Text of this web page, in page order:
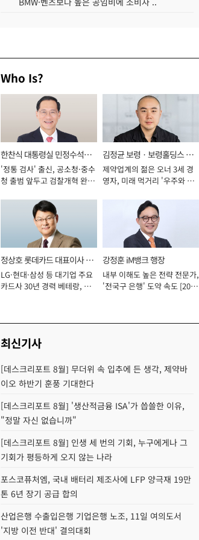
Who Is?
한찬식 대통령실 민정수석비
서관
'정통 검사' 출신, 공소청·중수
청 출범 앞두고 검찰개혁 완수
김정균 보령ㆍ보령홀딩스 대
표이사 사장
제약업계의 젊은 오너 3세 경
영자, 미래 먹거리 '우주와 헬
정상호 롯데카드 대표이사 사
장
LG·현대·삼성 등 대기업 주요
카드사 30년 경력 베테랑, 신
강정훈 iM뱅크 행장
내부 이해도 높은 전략 전문가,
'전국구 은행' 도약 속도 [2026
최신기사
[데스크리포트 8월] 무더위 속 입추에 든 생각, 제약바
이오 하반기 훈풍 기대한다
[데스크리포트 8월] '생산적금융 ISA'가 씁쓸한 이유,
"정말 자신 없습니까"
[데스크리포트 8월] 인생 세 번의 기회, 누구에게나 그
기회가 평등하게 오지 않는 나라
포스코퓨처엠, 국내 배터리 제조사에 LFP 양극재 19만
톤 6년 장기 공급 합의
산업은행 수출입은행 기업은행 노조, 11일 여의도서
'지방 이전 반대' 결의대회